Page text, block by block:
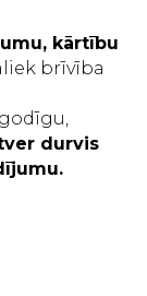
kārtību
brīvība
durvis